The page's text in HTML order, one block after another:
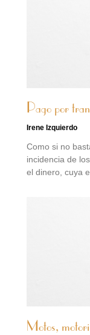
Pago por
Irene Izquierdo
Como si no
incidencia de
el dinero, cuya
Motos,